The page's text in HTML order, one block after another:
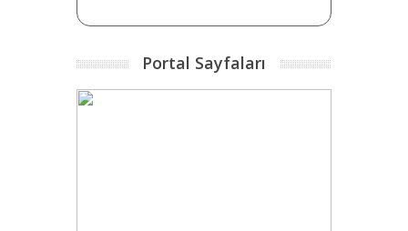
Portal Sayfaları